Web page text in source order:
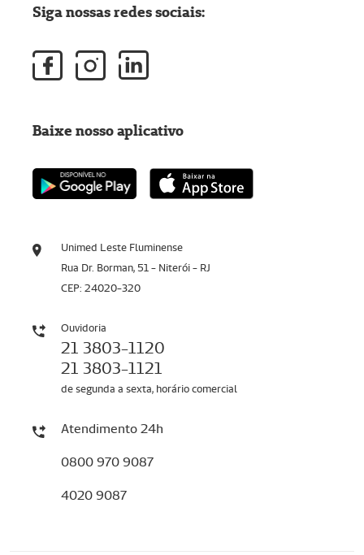
Unimed Leste Fluminense
Rua Dr. Borman, 51 - Niterói - RJ
CEP: 24020-320
Ouvidoria
21 3803-1120
21 3803-1121
de segunda a sexta, horário comercial
Atendimento 24h
0800 970 9087
4020 9087
Siga nossas redes sociais:
Baixe nosso aplicativo